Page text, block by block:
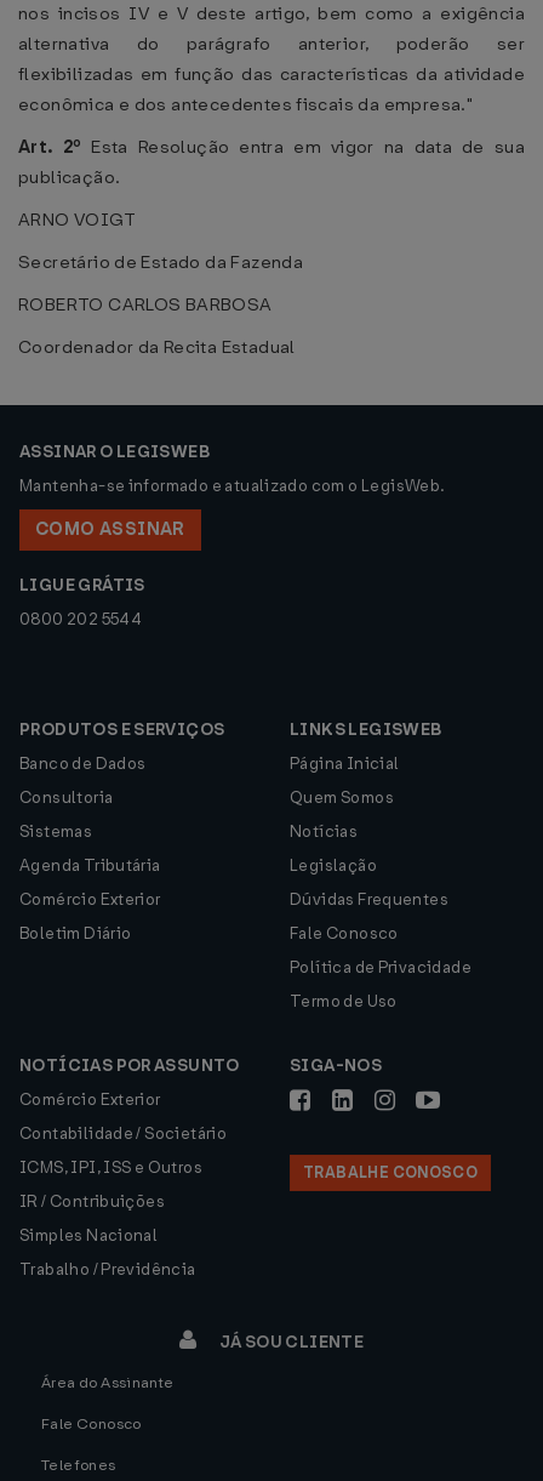
nos incisos IV e V deste artigo, bem como a exigência
alternativa do parágrafo anterior, poderão ser
flexibilizadas em função das características da atividade
econômica e dos antecedentes fiscais da empresa."
Art. 2º Esta Resolução entra em vigor na data de sua
publicação.
ARNO VOIGT
Secretário de Estado da Fazenda
ROBERTO CARLOS BARBOSA
Coordenador da Recita Estadual
ASSINAR O LEGISWEB
Mantenha-se informado e atualizado com o LegisWeb.
COMO ASSINAR
LIGUE GRÁTIS
0800 202 5544
PRODUTOS E SERVIÇOS
Banco de Dados
Consultoria
Sistemas
Agenda Tributária
Comércio Exterior
Boletim Diário
LINKS LEGISWEB
Página Inicial
Quem Somos
Notícias
Legislação
Dúvidas Frequentes
Fale Conosco
Política de Privacidade
Termo de Uso
NOTÍCIAS POR ASSUNTO
Comércio Exterior
Contabilidade / Societário
ICMS, IPI, ISS e Outros
IR / Contribuições
Simples Nacional
Trabalho / Previdência
SIGA-NOS
TRABALHE CONOSCO
JÁ SOU CLIENTE
Área do Assinante
Fale Conosco
Telefones